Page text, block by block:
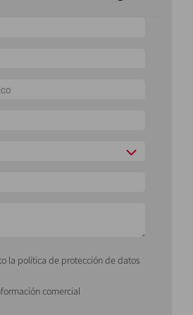
la política de protección de datos
comercial